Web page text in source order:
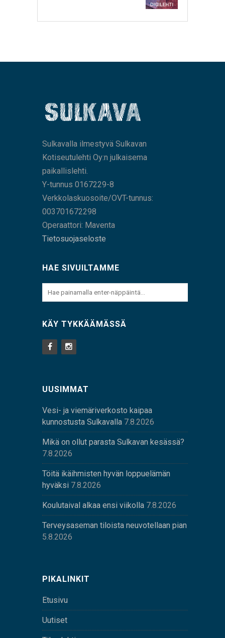
Sulkavalla ilmestyvä Sulkavan
Kotiseutulehti Oy:n julkaisema
paikallislehti.
Y-tunnus 0167229-8
Verkkolaskuosoite/OVT-tunnus:
003701672298
Operaattori: Maventa
Tietosuojaseloste
HAE SIVUILTAMME
KÄY TYKKÄÄMÄSSÄ
UUSIMMAT
Vesi- ja viemäriverkosto kaipaa
kunnostusta Sulkavalla 7.8.2026
Mikä on ollut parasta Sulkavan kesässä?
7.8.2026
Töitä ikäihmisten hyvän loppuelämän
hyväksi 7.8.2026
Koulutaival alkaa ensi viikolla 7.8.2026
Terveysaseman tiloista neuvotellaan pian
5.8.2026
PIKALINKIT
Etusivu
Uutiset